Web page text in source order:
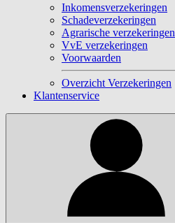
Inkomensverzekeringen
Schadeverzekeringen
Agrarische verzekeringen
VvE verzekeringen
Voorwaarden
Overzicht Verzekeringen
Klantenservice